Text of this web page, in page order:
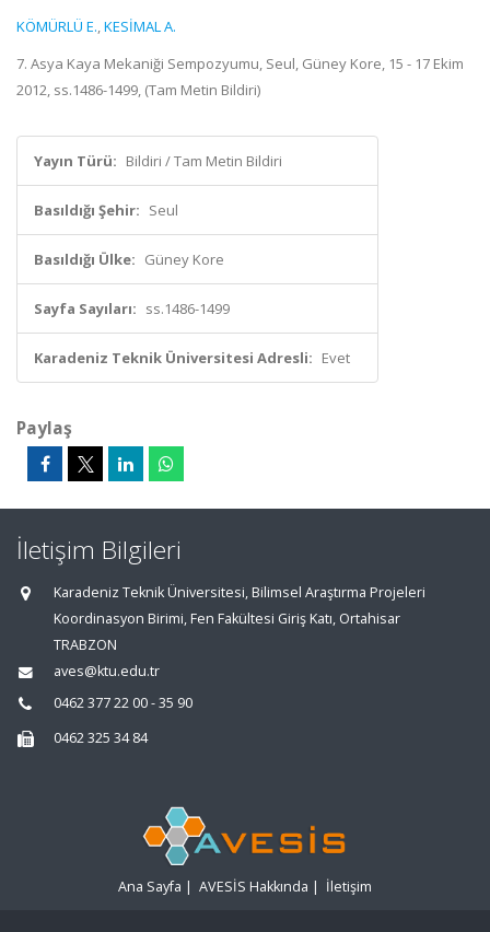
KÖMÜRLÜ E.,KESİMAL A.
7. Asya Kaya Mekaniği Sempozyumu, Seul, Güney Kore, 15 - 17 Ekim
2012, ss.1486-1499, (Tam Metin Bildiri)
Yayın Türü: Bildiri / Tam Metin Bildiri
Basıldığı Şehir: Seul
Basıldığı Ülke: Güney Kore
Sayfa Sayıları: ss.1486-1499
Karadeniz Teknik Üniversitesi Adresli: Evet
Paylaş
İletişim Bilgileri
Karadeniz Teknik Üniversitesi, Bilimsel Araştırma Projeleri
Koordinasyon Birimi, Fen Fakültesi Giriş Katı, Ortahisar
TRABZON
aves@ktu.edu.tr
0462 377 22 00 - 35 90
0462 325 34 84
Ana Sayfa | AVESİS Hakkında | İletişim